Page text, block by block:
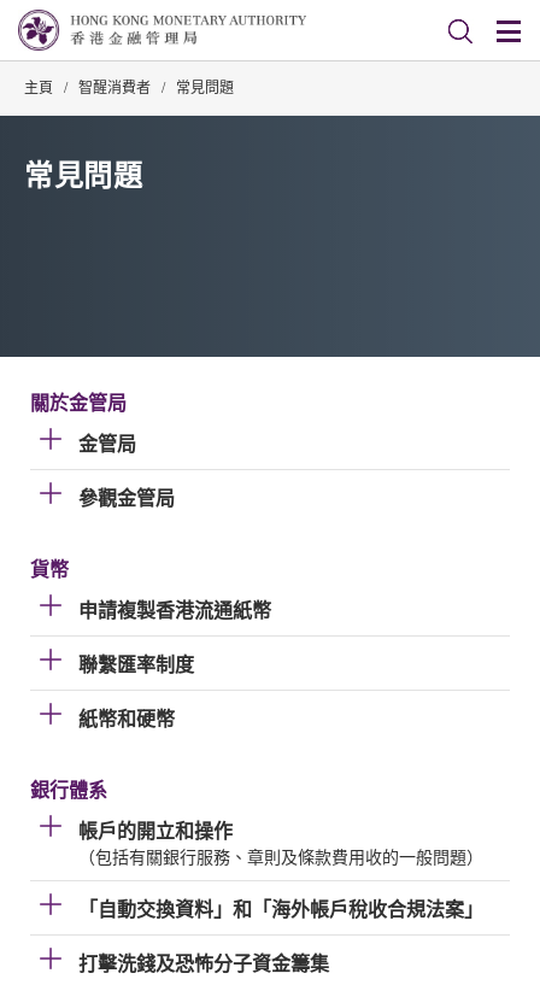
主頁 / 智醒消費者 / 常見問題
常見問題
關於金管局
金管局
參觀金管局
貨幣
申請複製香港流通紙幣
聯繫匯率制度
紙幣和硬幣
銀行體系
帳戶的開立和操作
（包括有關銀行服務、章則及條款費用收的一般問題）
「自動交換資料」和「海外帳戶稅收合規法案」
打擊洗錢及恐怖分子資金籌集